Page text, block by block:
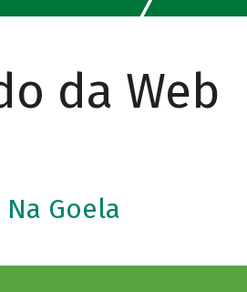
da Web
Na Goela